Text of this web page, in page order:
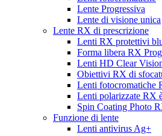
Lente Progressiva
Lente di visione unica
Lente RX di prescrizione
Lenti RX protettivi
Forma libera RX
Lenti HD Clear
Obiettivi RX di
Lenti fotocromatiche
Lenti polarizzate RX
Spin Coating Photo
Funzione di lente
Lenti antivirus Ag+